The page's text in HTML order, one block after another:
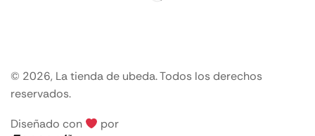
© 2026, La tienda de ubeda. Todos los derechos
reservados.
Diseñado con por